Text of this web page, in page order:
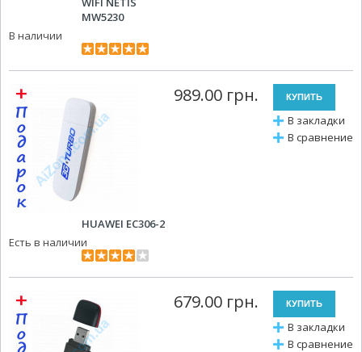
MW5230
В наличии
В закладки
В сравнение
989.00 грн.
HUAWEI EC306-2
Есть в наличии
В закладки
В сравнение
679.00 грн.